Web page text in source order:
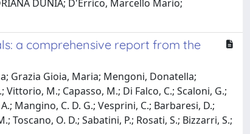
DUNIA; D'Errico, Marcello Mario;
a comprehensive report from the
Grazia Gioia, Maria; Mengoni, Donatella;
M.; Capasso, M.; Di Falco, C.; Scaloni, G.;
Mangino, C. D. G.; Vesprini, C.; Barbaresi, D.;
O. D.; Sabatini, P.; Rosati, S.; Bizzarri, S.;